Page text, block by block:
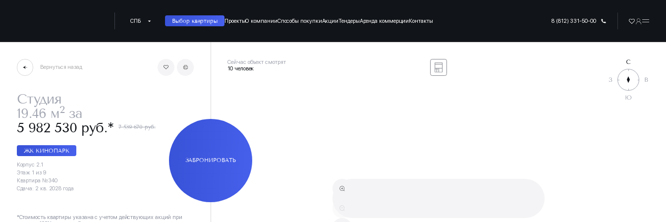
СПБ Выбор квартиры ПроектыО компанииСпособы покупкиАкцииТендерыАренда коммерцииКонтакты 8 (812) 331-50-00
Вернуться назад
Студия
19.46 м2за
5 982 530 руб.∗ 7 539 670 руб.
ЖК КИНОПАРК
Корпус 2.1
Этаж 1 из 9
Квартира №340
Сдача: 2 кв. 2028 года
*Стоимость квартиры указана с учетом действующих акций при
ЗАБРОНИРОВАТЬ
Сейчас объект смотрят
10 человек